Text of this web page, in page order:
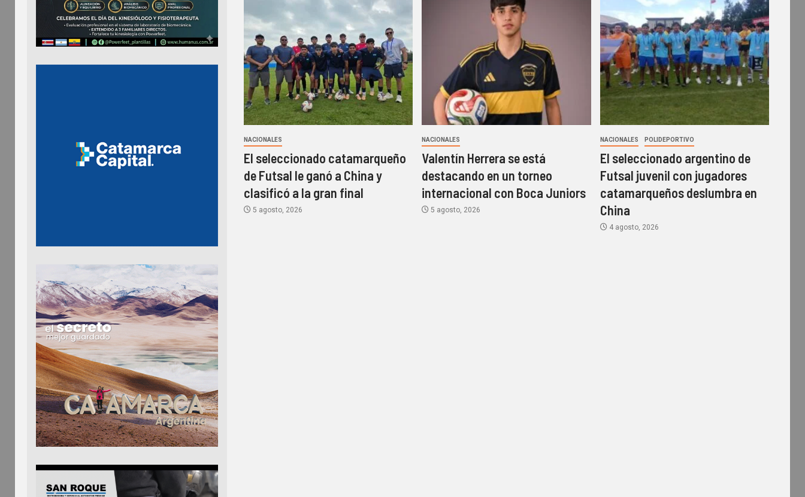
NACIONALES
El seleccionado catamarqueño
de Futsal le ganó a China y
clasificó a la gran final
5 agosto, 2026
NACIONALES
Valentín Herrera se está
destacando en un torneo
internacional con Boca Juniors
5 agosto, 2026
NACIONALES POLIDEPORTIVO
El seleccionado argentino de
Futsal juvenil con jugadores
catamarqueños deslumbra en
China
4 agosto, 2026